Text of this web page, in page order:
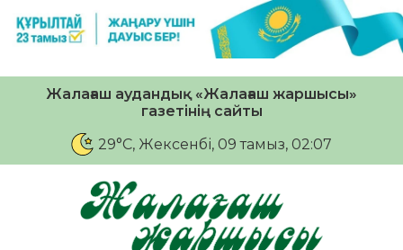
Жалағаш аудандық «Жалағаш жаршысы»
газетінің сайты
29°C, Жексенбі, 09 тамыз, 02:07